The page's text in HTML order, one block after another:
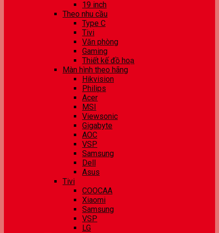
19 inch
Theo nhu cầu
Type C
Tivi
Văn phòng
Gaming
Thiết kế đồ hoạ
Màn hình theo hãng
Hikvision
Philips
Acer
MSI
Viewsonic
Gigabyte
AOC
VSP
Samsung
Dell
Asus
Tivi
COOCAA
Xiaomi
Samsung
VSP
LG